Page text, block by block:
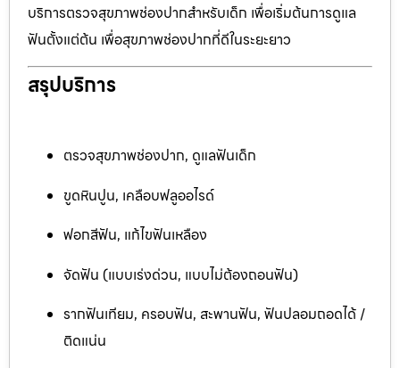
บริการตรวจสุขภาพช่องปากสำหรับเด็ก เพื่อเริ่มต้นการดูแล
ฟันตั้งแต่ต้น เพื่อสุขภาพช่องปากที่ดีในระยะยาว
สรุปบริการ
ตรวจสุขภาพช่องปาก, ดูแลฟันเด็ก
ขูดหินปูน, เคลือบฟลูออไรด์
ฟอกสีฟัน, แก้ไขฟันเหลือง
จัดฟัน (แบบเร่งด่วน, แบบไม่ต้องถอนฟัน)
รากฟันเทียม, ครอบฟัน, สะพานฟัน, ฟันปลอมถอดได้ /
ติดแน่น